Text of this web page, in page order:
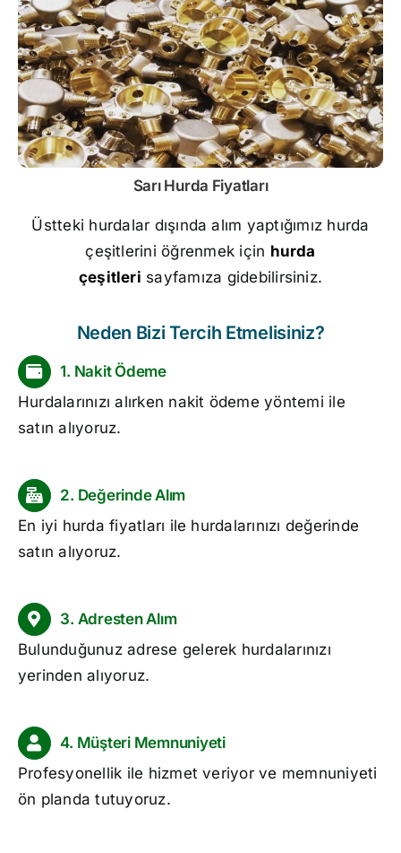
Sarı Hurda Fiyatları
Üstteki hurdalar dışında alım yaptığımız hurda
çeşitlerini öğrenmek için hurda
çeşitleri sayfamıza gidebilirsiniz.
Neden Bizi Tercih Etmelisiniz?
1. Nakit Ödeme
Hurdalarınızı alırken nakit ödeme yöntemi ile
satın alıyoruz.
2. Değerinde Alım
En iyi hurda fiyatları ile hurdalarınızı değerinde
satın alıyoruz.
3. Adresten Alım
Bulunduğunuz adrese gelerek hurdalarınızı
yerinden alıyoruz.
4. Müşteri Memnuniyeti
Profesyonellik ile hizmet veriyor ve memnuniyeti
ön planda tutuyoruz.